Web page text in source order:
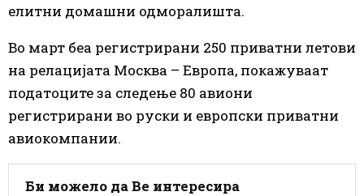
елитни домашни одморалишта.
Во март беа регистрирани 250 приватни летови
на релацијата Москва – Европа, покажуваат
податоците за следење 80 авиони
регистрирани во руски и европски приватни
авиокомпании.
Би можело да Ве интересира